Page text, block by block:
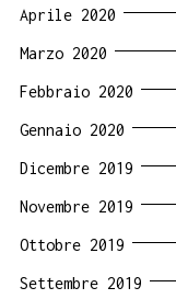
Aprile 2020
Marzo 2020
Febbraio 2020
Gennaio 2020
Dicembre 2019
Novembre 2019
Ottobre 2019
Settembre 2019